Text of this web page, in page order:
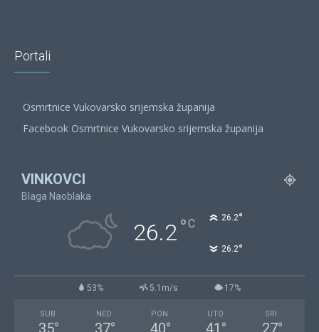
Portali
Osmrtnice Vukovarsko srijemska županija
Facebook Osmrtnice Vukovarsko srijemska županija
VINKOVCI
Blaga Naoblaka
26.2°C 26.2°
26.2°
53% 5.1m/s 17%
SUB
35°
NED
37°
PON
40°
UTO
41 °
SRI
27°